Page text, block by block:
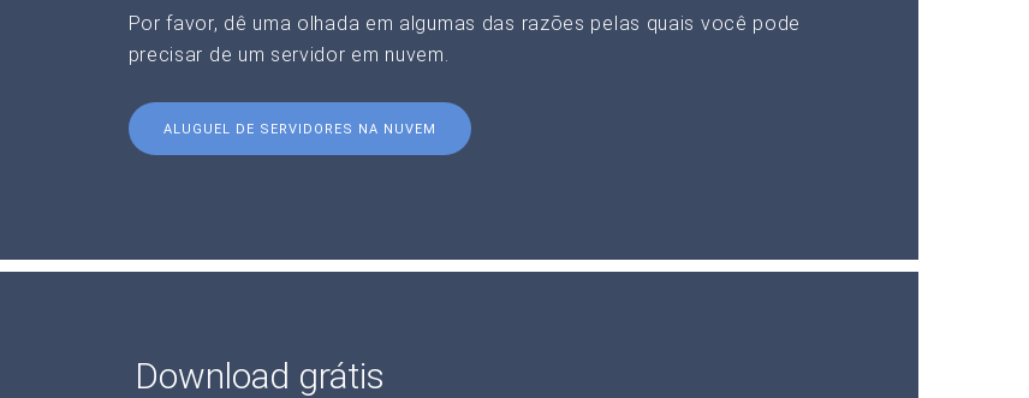
Por favor, dê uma olhada em algumas das razões pelas quais você pode
precisar de um servidor em nuvem.
ALUGUEL DE SERVIDORES NA NUVEM
Download grátis